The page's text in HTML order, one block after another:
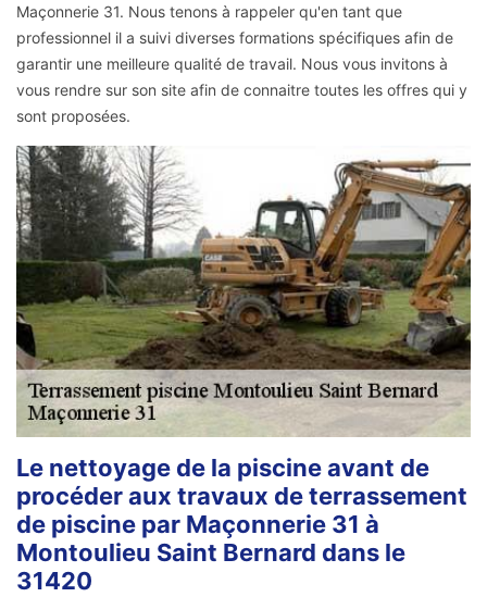
Maçonnerie 31. Nous tenons à rappeler qu'en tant que
professionnel il a suivi diverses formations spécifiques afin de
garantir une meilleure qualité de travail. Nous vous invitons à
vous rendre sur son site afin de connaitre toutes les offres qui y
sont proposées.
Le nettoyage de la piscine avant de
procéder aux travaux de terrassement
de piscine par Maçonnerie 31 à
Montoulieu Saint Bernard dans le
31420